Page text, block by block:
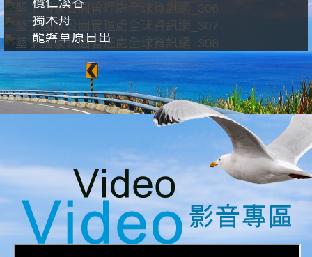
獨木舟
龍磐草原日出